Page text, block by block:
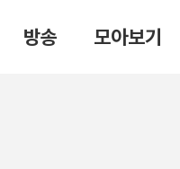
방송 모아보기